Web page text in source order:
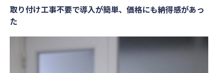
取り付け工事不要で導入が簡単、価格にも納得感があっ
た